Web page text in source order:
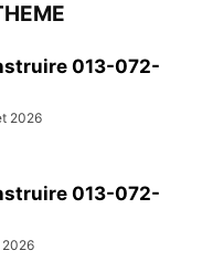
013-072-
2026
013-072-
2026